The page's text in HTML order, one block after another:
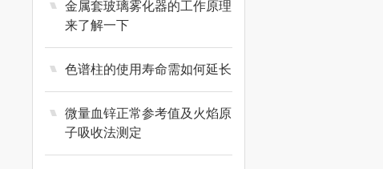
金属套玻璃雾化器的工作原理
来了解一下
色谱柱的使用寿命需如何延长
微量血锌正常参考值及火焰原
子吸收法测定